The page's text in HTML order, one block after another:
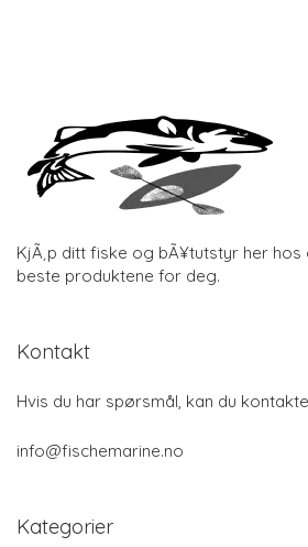
KjÃ¸p ditt fiske og bÃ¥tutstyr her hos
beste produktene for deg.
Kontakt
Hvis du har spørsmål, kan du
info@fischemarine.no
Kategorier